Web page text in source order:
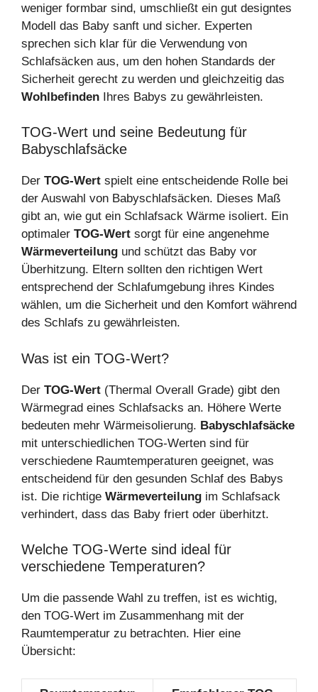
weniger formbar sind, umschließt ein gut designtes
Modell das Baby sanft und sicher. Experten
sprechen sich klar für die Verwendung von
Schlafsäcken aus, um den hohen Standards der
Sicherheit gerecht zu werden und gleichzeitig das
Wohlbefinden Ihres Babys zu gewährleisten.
TOG-Wert und seine Bedeutung für
Babyschlafsäcke
Der TOG-Wert spielt eine entscheidende Rolle bei
der Auswahl von Babyschlafsäcken. Dieses Maß
gibt an, wie gut ein Schlafsack Wärme isoliert. Ein
optimaler TOG-Wert sorgt für eine angenehme
Wärmeverteilung und schützt das Baby vor
Überhitzung. Eltern sollten den richtigen Wert
entsprechend der Schlafumgebung ihres Kindes
wählen, um die Sicherheit und den Komfort während
des Schlafs zu gewährleisten.
Was ist ein TOG-Wert?
Der TOG-Wert (Thermal Overall Grade) gibt den
Wärmegrad eines Schlafsacks an. Höhere Werte
bedeuten mehr Wärmeisolierung. Babyschlafsäcke
mit unterschiedlichen TOG-Werten sind für
verschiedene Raumtemperaturen geeignet, was
entscheidend für den gesunden Schlaf des Babys
ist. Die richtige Wärmeverteilung im Schlafsack
verhindert, dass das Baby friert oder überhitzt.
Welche TOG-Werte sind ideal für
verschiedene Temperaturen?
Um die passende Wahl zu treffen, ist es wichtig,
den TOG-Wert im Zusammenhang mit der
Raumtemperatur zu betrachten. Hier eine
Übersicht: